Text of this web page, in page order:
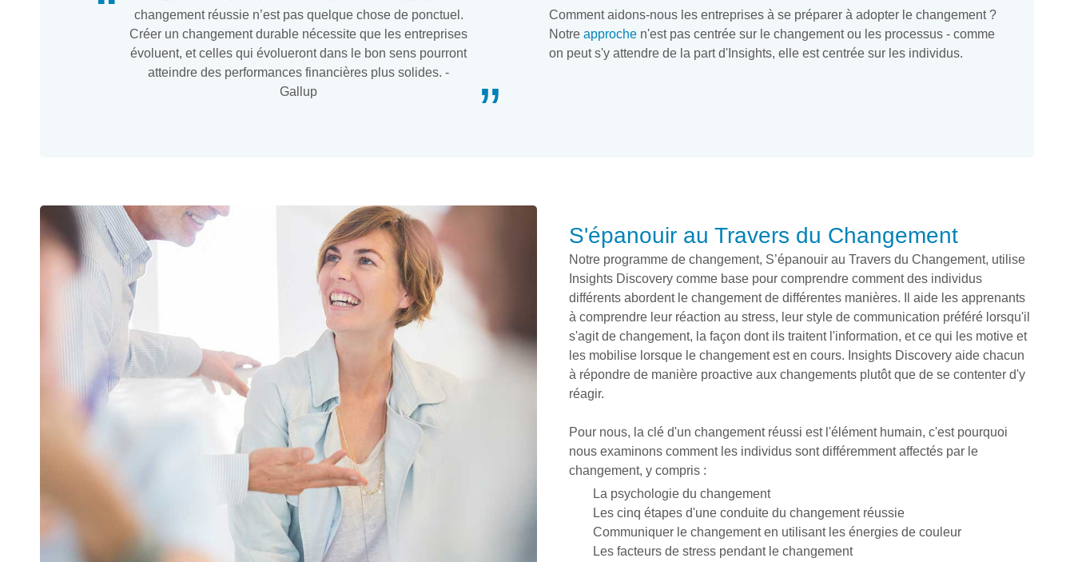
changement réussie n’est pas quelque chose de ponctuel.
Créer un changement durable nécessite que les entreprises
évoluent, et celles qui évolueront dans le bon sens pourront
atteindre des performances financières plus solides. -
Gallup
Comment aidons-nous les entreprises à se préparer à adopter le changement ?
Notre approche n'est pas centrée sur le changement ou les processus - comme
on peut s'y attendre de la part d'Insights, elle est centrée sur les individus.
S'épanouir au Travers du Changement
Notre programme de changement, S’épanouir au Travers du Changement, utilise
Insights Discovery comme base pour comprendre comment des individus
différents abordent le changement de différentes manières. Il aide les apprenants
à comprendre leur réaction au stress, leur style de communication préféré lorsqu'il
s'agit de changement, la façon dont ils traitent l'information, et ce qui les motive et
les mobilise lorsque le changement est en cours. Insights Discovery aide chacun
à répondre de manière proactive aux changements plutôt que de se contenter d'y
réagir.
Pour nous, la clé d'un changement réussi est l'élément humain, c'est pourquoi
nous examinons comment les individus sont différemment affectés par le
changement, y compris :
La psychologie du changement
Les cinq étapes d'une conduite du changement réussie
Communiquer le changement en utilisant les énergies de couleur
Les facteurs de stress pendant le changement